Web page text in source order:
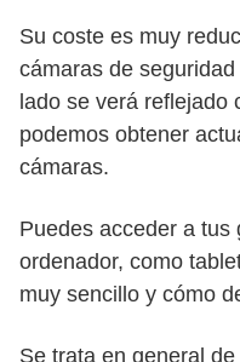
Su coste es muy
cámaras de
lado se verá reflejado
podemos obtener
cámaras.
Puedes acceder a tus
ordenador, como
muy sencillo y cómo
Se trata en general